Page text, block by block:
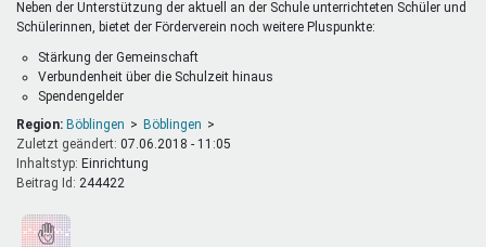
Neben der Unterstützung der aktuell an der Schule unterrichteten Schüler und
Schülerinnen, bietet der Förderverein noch weitere Pluspunkte:
Stärkung der Gemeinschaft
Verbundenheit über die Schulzeit hinaus
Spendengelder
Region: Böblingen
Böblingen
Zuletzt geändert: 07.06.2018 - 11:05
Inhaltstyp:
einrichtung
Beitrag Id: 244422